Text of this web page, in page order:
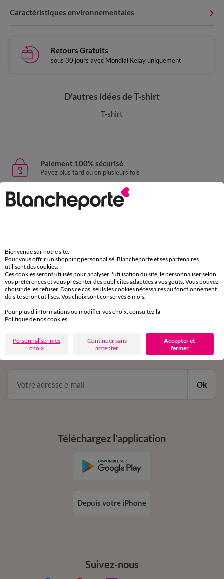
Caractéristiques environnementales
Retours Gratuits
sous 30 jours avec Mondial Relay uniquement
D'autres idées de T-shirt
T-shirt
Paiement 100% sécurisé
Payez plus tard ou en plusieurs fois
Livraison express
domicile, relais, consignes automatiques
Service clients
par chat et par téléphone
de 8h00 à 20h00 du lundi au samedi
en vous inscrivant à la newsletter
dès 20€ d’achat
conditions dans votre email de confirmation
Ok
Suivez-nous
Téléchargez l’application
Depuis votre iPhone
Bienvenue sur notre site.
Pour vous offrir un shopping personnalisé, Blancheporte et ses partenaires
utilisent des cookies.
Ces cookies seront utilisés pour analyser l'utilisation du site, le personnaliser selon
vos préférences et vous présenter des publicités adaptées à vos goûts. Vous pouvez
choisir de les refuser. Dans ce cas, seuls les cookies nécessaires au fonctionnement
du site seront utilisés. Vos choix sont conservés 6 mois.
Pour plus d'informations ou modifier vos choix, consultez la
Politique de nos cookies.
Personnaliser mes
choix
Continuer sans
accepter
Accepter et
fermer